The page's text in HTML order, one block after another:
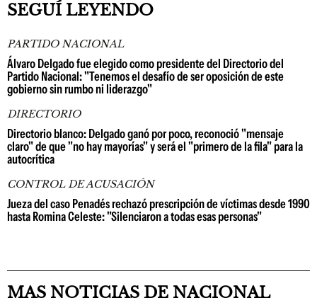
SEGUÍ LEYENDO
PARTIDO NACIONAL
Álvaro Delgado fue elegido como presidente del Directorio del
Partido Nacional: "Tenemos el desafío de ser oposición de este
gobierno sin rumbo ni liderazgo"
DIRECTORIO
Directorio blanco: Delgado ganó por poco, reconoció "mensaje
claro" de que "no hay mayorías" y será el "primero de la fila" para la
autocrítica
CONTROL DE ACUSACIÓN
Jueza del caso Penadés rechazó prescripción de víctimas desde 1990
hasta Romina Celeste: "Silenciaron a todas esas personas"
MAS NOTICIAS DE NACIONAL